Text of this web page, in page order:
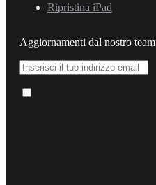
Ripristina iPad
Aggiornamenti dal nostro team